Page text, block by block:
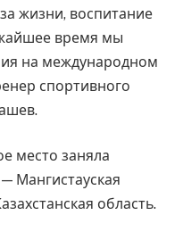
жизни, воспитание
время мы
на международном
спортивного
место заняла
Мангистауская
область.